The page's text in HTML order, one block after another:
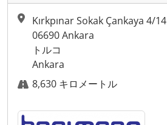
Kırkpınar Sokak Çankaya 4/14
06690 Ankara
トルコ
Ankara
8,630 キロメートル